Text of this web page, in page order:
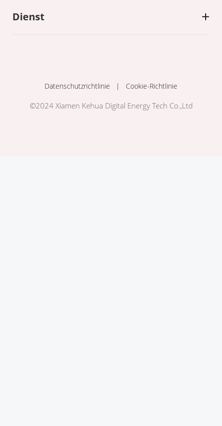
Dienst
©2024 Xiamen Kehua Digital Energy Tech Co.,Ltd
Datenschutzrichtlinie | Cookie-Richtlinie